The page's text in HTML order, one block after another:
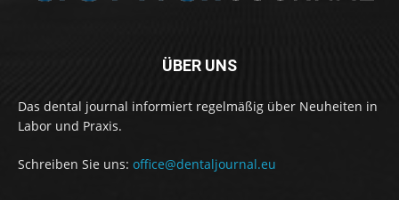
ÜBER UNS
Das dental journal informiert regelmäßig über Neuheiten in
Labor und Praxis.
Schreiben Sie uns: office@dentaljournal.eu